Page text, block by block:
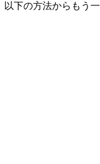
下の方法からもう一